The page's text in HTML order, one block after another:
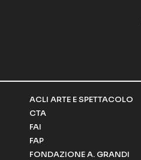
ACLI ARTE E SPETTACOLO
CTA
FAI
FAP
FONDAZIONE A. GRANDI